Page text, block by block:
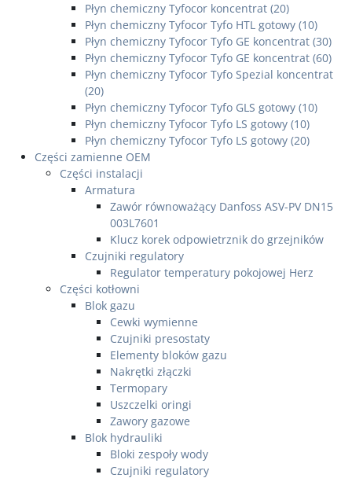
Płyn chemiczny Tyfocor koncentrat (20)
Płyn chemiczny Tyfocor Tyfo HTL gotowy (10)
Płyn chemiczny Tyfocor Tyfo GE koncentrat (30)
Płyn chemiczny Tyfocor Tyfo GE koncentrat (60)
Płyn chemiczny Tyfocor Tyfo Spezial koncentrat
(20)
Płyn chemiczny Tyfocor Tyfo GLS gotowy (10)
Płyn chemiczny Tyfocor Tyfo LS gotowy (10)
Płyn chemiczny Tyfocor Tyfo LS gotowy (20)
Części zamienne OEM
Części instalacji
Armatura
Zawór równoważący Danfoss ASV-PV DN15
003L7601
Klucz korek odpowietrznik do grzejników
Czujniki regulatory
Regulator temperatury pokojowej Herz
Części kotłowni
Blok gazu
Cewki wymienne
Czujniki presostaty
Elementy bloków gazu
Nakrętki złączki
Termopary
Uszczelki oringi
Zawory gazowe
Blok hydrauliki
Bloki zespoły wody
Czujniki regulatory